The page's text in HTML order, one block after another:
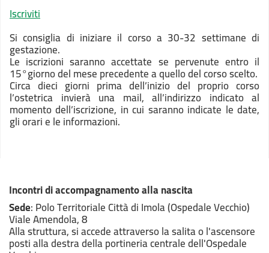
Iscriviti
Si consiglia di iniziare il corso a 30-32 settimane di
gestazione.
Le iscrizioni saranno accettate se pervenute entro il
15°giorno del mese precedente a quello del corso scelto.
Circa dieci giorni prima dell’inizio del proprio corso
l’ostetrica invierà una mail, all’indirizzo indicato al
momento dell’iscrizione, in cui saranno indicate le date,
gli orari e le informazioni.
Incontri di accompagnamento alla nascita
Sede: Polo Territoriale Città di Imola (Ospedale Vecchio)
Viale Amendola, 8
Alla struttura, si accede attraverso la salita o l'ascensore
posti alla destra della portineria centrale dell'Ospedale